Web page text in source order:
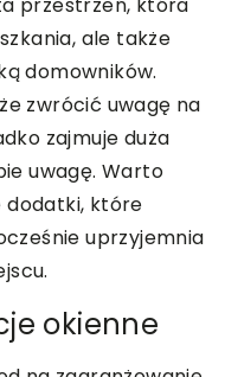
ale także
domowników.
zwrócić uwagę na
zajmuje duża
uwagę. Warto
dodatki, które
uprzyjemnia
okienne